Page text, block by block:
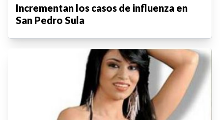
Incrementan los casos de influenza en
San Pedro Sula